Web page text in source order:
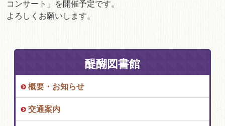
コンサート」を開催予定です。
よろしくお願いします。
醍醐図書館
概要・お知らせ
交通案内